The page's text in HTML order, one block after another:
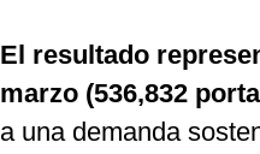
El resultado
marzo (536,832
a una demanda